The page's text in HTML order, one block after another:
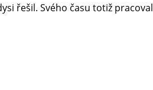
řešil. Svého času totiž